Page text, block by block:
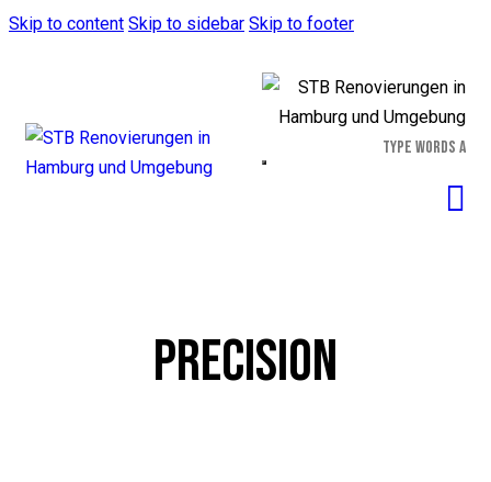
Skip to content Skip to sidebar Skip to footer
PRECISION